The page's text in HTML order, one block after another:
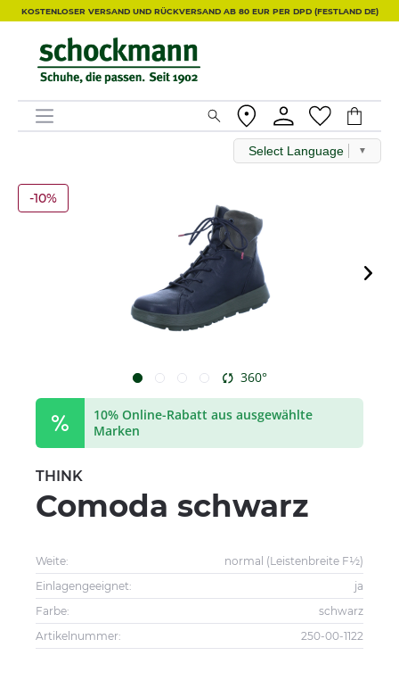
KOSTENLOSER VERSAND UND RÜCKVERSAND AB 80 EUR PER DPD (FESTLAND DE)
Select Language ▼
-10%
360°
10% Online-Rabatt aus ausgewählte
Marken
THINK
Comoda schwarz
Weite:
normal (Leistenbreite F½)
Einlagengeeignet:
ja
Farbe:
schwarz
Artikelnummer:
250-00-1122